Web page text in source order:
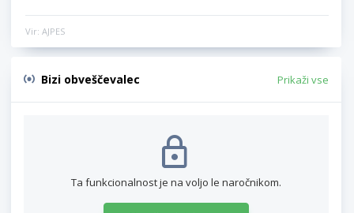
Vir: AJPES
Bizi obveščevalec Prikaži vse
Ta funkcionalnost je na voljo le naročnikom.